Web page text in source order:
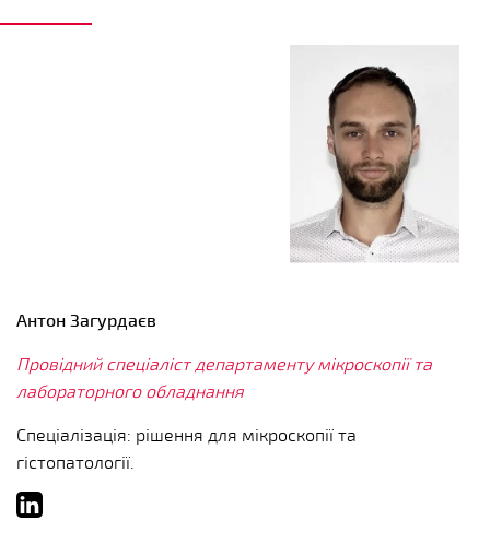
Антон Загурдаєв
Провідний спеціаліст департаменту мікроскопії та
лабораторного обладнання
Спеціалізація: рішення для мікроскопії та
гістопатології.